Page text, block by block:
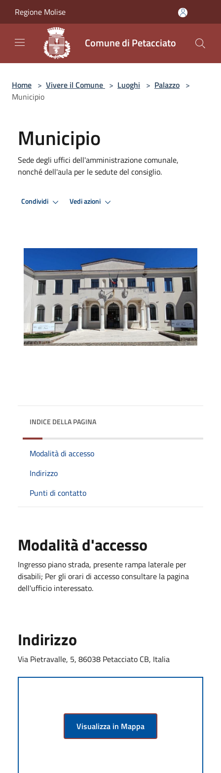
Regione Molise
Comune di Petacciato
Home > Vivere il Comune > Luoghi > Palazzo >
Municipio
Municipio
Sede degli uffici dell'amministrazione comunale,
nonché dell'aula per le sedute del consiglio.
Condividi Vedi azioni
INDICE DELLA PAGINA
Modalità di accesso
Indirizzo
Punti di contatto
Modalità d'accesso
Ingresso piano strada, presente rampa laterale per
disabili; Per gli orari di accesso consultare la pagina
dell'ufficio interessato.
Indirizzo
Via Pietravalle, 5, 86038 Petacciato CB, Italia
Visualizza in Mappa